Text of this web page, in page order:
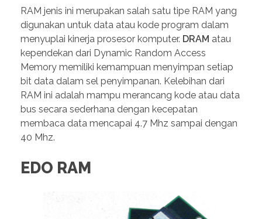
RAM jenis ini merupakan salah satu tipe RAM yang
digunakan untuk data atau kode program dalam
menyuplai kinerja prosesor komputer. DRAM atau
kependekan dari Dynamic Random Access
Memory memiliki kemampuan menyimpan setiap
bit data dalam sel penyimpanan. Kelebihan dari
RAM ini adalah mampu merancang kode atau data
bus secara sederhana dengan kecepatan
membaca data mencapai 4.7 Mhz sampai dengan
40 Mhz.
EDO RAM